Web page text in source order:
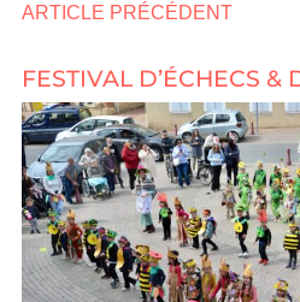
ARTICLE PRÉCÉDENT
FESTIVAL D’ÉCHECS